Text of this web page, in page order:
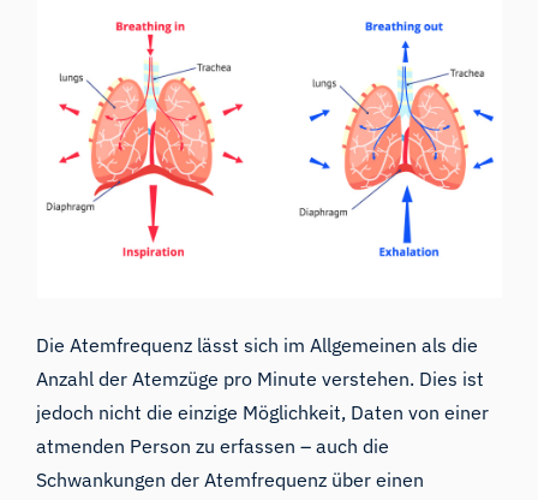
Die Atemfrequenz lässt sich im Allgemeinen als die
Anzahl der Atemzüge pro Minute verstehen. Dies ist
jedoch nicht die einzige Möglichkeit, Daten von einer
atmenden Person zu erfassen – auch die
Schwankungen der Atemfrequenz über einen